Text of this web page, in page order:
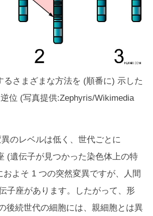
るさまざまな方法を (順番に) 示した
位 (写真提供:Zephyris/Wikimedia
のレベルは低く、世代ごとに
(遺伝子が見つかった染色体上の特
およそ 1 つの突然変異ですが、人間
子座があります。したがって、形
後続世代の細胞には、親細胞とは異